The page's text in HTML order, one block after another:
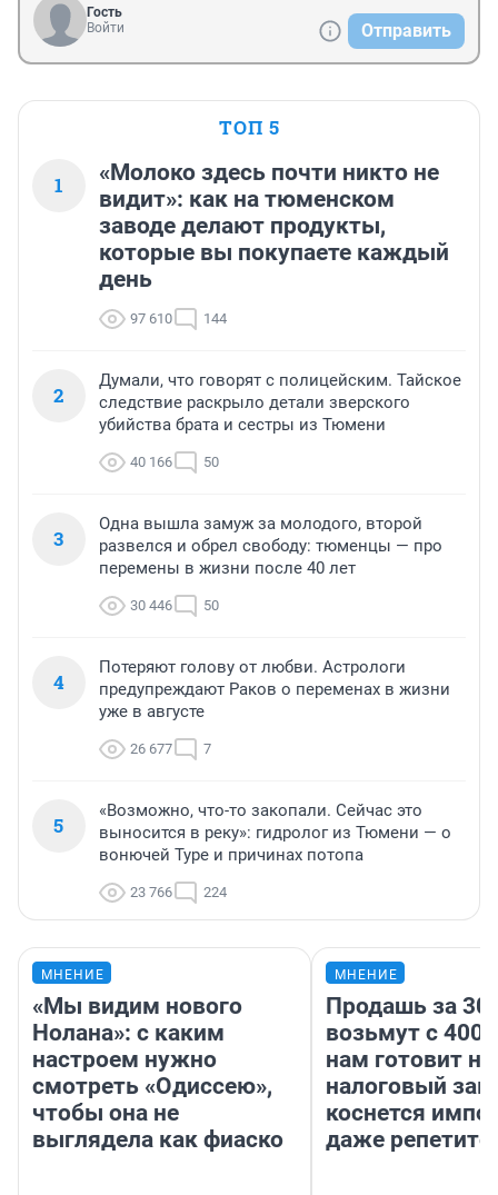
Гость
Войти
Отправить
ТОП 5
1
«Молоко здесь почти никто не
видит»: как на тюменском
заводе делают продукты,
которые вы покупаете каждый
день
97 610 144
2
Думали, что говорят с полицейским. Тайское
следствие раскрыло детали зверского
убийства брата и сестры из Тюмени
40 166 50
3
Одна вышла замуж за молодого, второй
развелся и обрел свободу: тюменцы — про
перемены в жизни после 40 лет
30 446 50
4
Потеряют голову от любви. Астрологи
предупреждают Раков о переменах в жизни
уже в августе
26 677 7
5
«Возможно, что-то закопали. Сейчас это
выносится в реку»: гидролог из Тюмени — о
вонючей Туре и причинах потопа
23 766 224
МНЕНИЕ
«Мы видим нового
Нолана»: с каким
настроем нужно
смотреть «Одиссею»,
чтобы она не
выглядела как фиаско
МНЕНИЕ
Продашь за
возьмут с
нам готовит
налоговый
коснется
даже